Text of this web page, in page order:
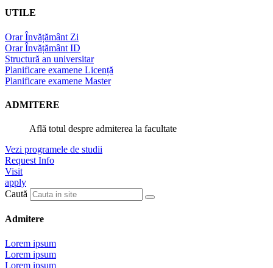
UTILE
Orar Învățământ Zi
Orar Învățământ ID
Structură an universitar
Planificare examene Licență
Planificare examene Master
ADMITERE
Află totul despre admiterea la facultate
Vezi programele de studii
Request Info
Visit
apply
Caută
Admitere
Lorem ipsum
Lorem ipsum
Lorem ipsum